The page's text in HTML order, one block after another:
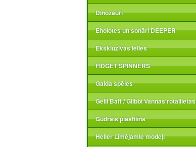
Dinozauri
Eholotes un sonāri DEEPER
Ekskluzīvas lelles
FIDGET SPINNERS
Galda spēles
Gelli Baff / Glibbi Vannas rotaļlietas
Gudrais plastilīns
Heller Līmējamie modeļi